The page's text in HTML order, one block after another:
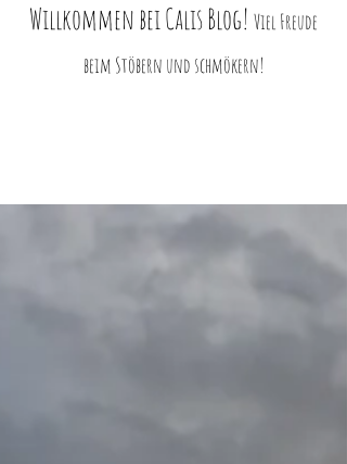
Willkommen bei Calis Blog! Viel Freude
beim Stöbern und schmökern!